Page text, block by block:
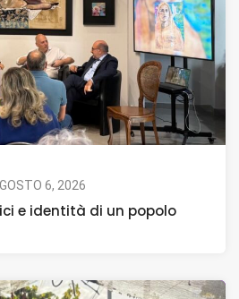
6, 2026
e identità di un popolo